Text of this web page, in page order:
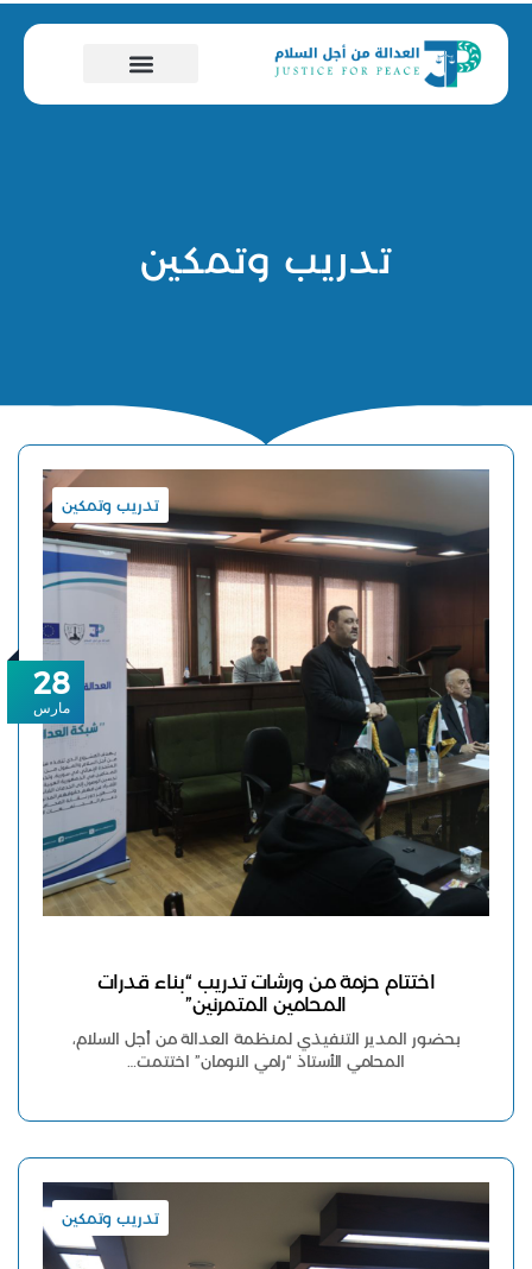
تدريب وتمكين
28
مارس
تدريب وتمكين
اختتام حزمة من ورشات تدريب “بناء قدرات
المحامين المتمرنين”
بحضور المدير التنفيذي لمنظمة العدالة من أجل السلام،
المحامي الأستاذ “رامي النومان” اختتمت…
تدريب وتمكين